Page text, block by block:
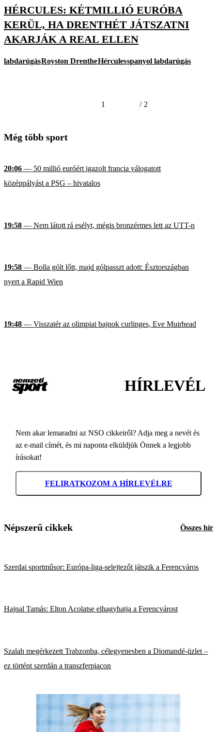
HÉRCULES: KÉTMILLIÓ EURÓBA
KERÜL, HA DRENTHÉT JÁTSZATNI
AKARJÁK A REAL ELLEN
labdarúgásRoyston DrentheHérculesspanyol labdarúgás
1 / 2
Még több sport
20:06 — 50 millió euróért igazolt francia válogatott
középpályást a PSG – hivatalos
19:58 — Nem látott rá esélyt, mégis bronzérmes lett az UTT-n
19:58 — Bolla gólt lőtt, majd gólpasszt adott: Észtországban
nyert a Rapid Wien
19:48 — Visszatér az olimpiai bajnok curlinges, Eve Muirhead
HÍRLEVÉL
Nem akar lemaradni az NSO cikkeiről? Adja meg a nevét és
az e-mail címét, és mi naponta elküldjük Önnek a legjobb
írásokat!
FELIRATKOZOM A HÍRLEVÉLRE
Népszerű cikkek Összes hír
Szerdai sportműsor: Európa-liga-selejtezőt játszik a Ferencváros
Hajnal Tamás: Elton Acolatse elhagyhatja a Ferencvárost
Szalah megérkezett Trabzonba, célegyenesben a Diomandé-üzlet –
ez történt szerdán a transzferpiacon